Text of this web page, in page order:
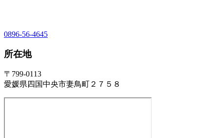
0896-56-4645
所在地
〒799-0113
愛媛県四国中央市妻鳥町２７５８